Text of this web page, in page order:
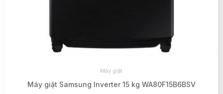
Máy giặt
Máy giặt Samsung Inverter 15 kg WA80F15B6BSV